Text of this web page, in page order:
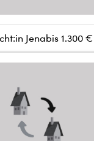
in Jenabis 1.300 €